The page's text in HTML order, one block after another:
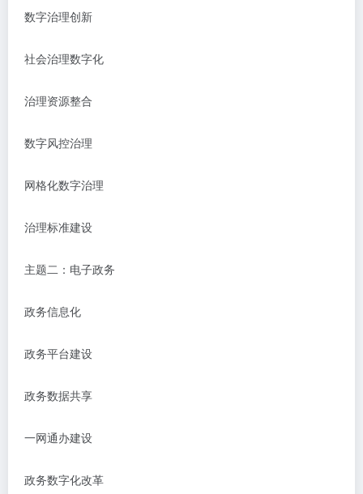
数字治理创新
社会治理数字化
治理资源整合
数字风控治理
网格化数字治理
治理标准建设
主题二：电子政务
政务信息化
政务平台建设
政务数据共享
一网通办建设
政务数字化改革